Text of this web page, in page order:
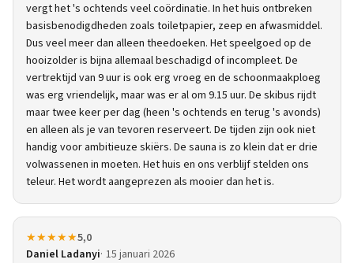
vergt het 's ochtends veel coördinatie. In het huis ontbreken
basisbenodigdheden zoals toiletpapier, zeep en afwasmiddel.
Dus veel meer dan alleen theedoeken. Het speelgoed op de
hooizolder is bijna allemaal beschadigd of incompleet. De
vertrektijd van 9 uur is ook erg vroeg en de schoonmaakploeg
was erg vriendelijk, maar was er al om 9.15 uur. De skibus rijdt
maar twee keer per dag (heen 's ochtends en terug 's avonds)
en alleen als je van tevoren reserveert. De tijden zijn ook niet
handig voor ambitieuze skiërs. De sauna is zo klein dat er drie
volwassenen in moeten. Het huis en ons verblijf stelden ons
teleur. Het wordt aangeprezen als mooier dan het is.
★★★★★5,0
Daniel Ladanyi 15 januari 2026